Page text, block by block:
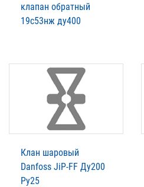
клапан обратный
19с53нж ду400
Клан шаровый
Danfoss JiP-FF Ду200
Ру25